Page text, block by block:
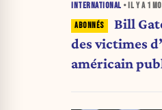
INTERNATIONAL • IL Y A 1
Bill
des victimes
américain